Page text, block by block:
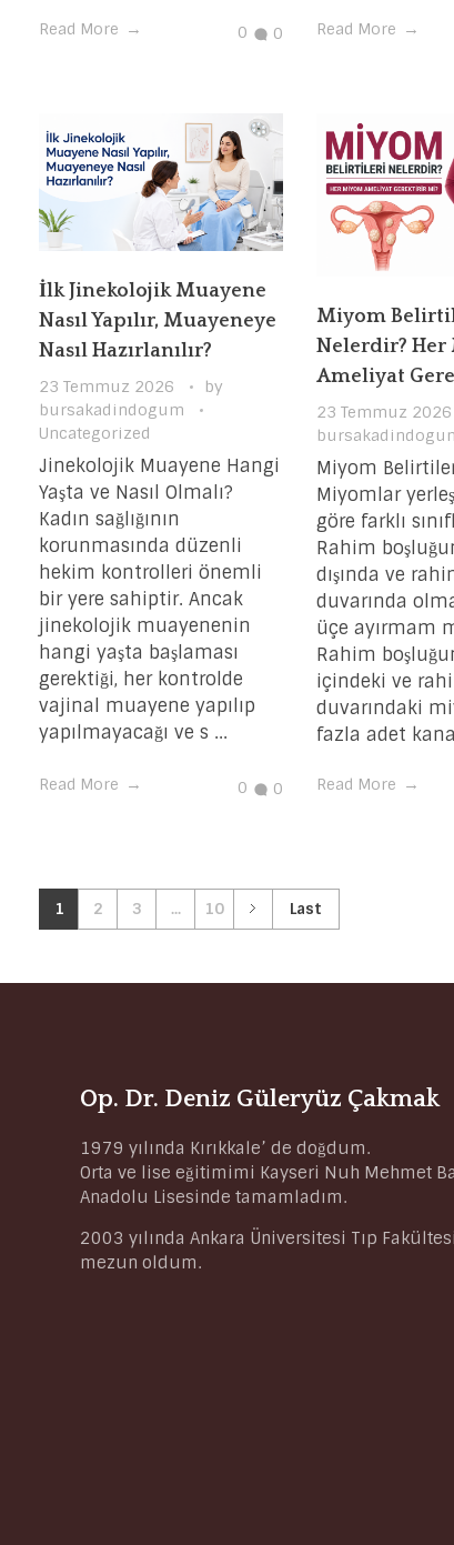
Read More 0 0 Read More
İlk Jinekolojik Muayene
Nasıl Yapılır, Muayeneye
Nasıl Hazırlanılır?
23 Temmuz 2026
by
bursakadindogum
Uncategorized
Jinekolojik Muayene Hangi
Yaşta ve Nasıl Olmalı?
Kadın sağlığının
korunmasında düzenli
hekim kontrolleri önemli
bir yere sahiptir. Ancak
jinekolojik muayenenin
hangi yaşta başlaması
gerektiği, her kontrolde
vajinal muayene yapılıp
yapılmayacağı ve s ...
Read More 0 0
Miyom
Nelerdir?
Ameliyat
23 Temmuz 2026
Miyom
Miyomlar
göre farklı
Rahim
dışında ve
duvarında
üçe ayırmam
Rahim
içindeki ve
duvarındaki
fazla adet
Read More
1 2 3 ... 10 Last
Op. Dr. Deniz Güleryüz Çakmak
1979 yılında Kırıkkale’ de doğdum.
Orta ve lise eğitimimi Kayseri Nuh Mehmet
Anadolu Lisesinde tamamladım.
2003 yılında Ankara Üniversitesi Tıp
mezun oldum.